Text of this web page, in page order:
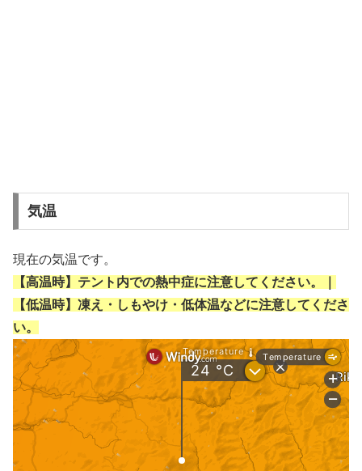
気温
現在の気温です。
【高温時】テント内での熱中症に注意してください。｜
【低温時】凍え・しもやけ・低体温などに注意してくださ
い。